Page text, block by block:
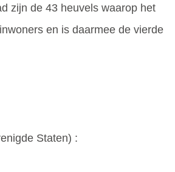
zijn de 43 heuvels waarop het
en is daarmee de vierde
Staten) :